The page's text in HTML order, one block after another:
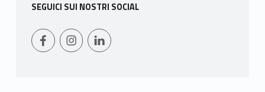
SEGUICI SUI NOSTRI SOCIAL
WebMan on FacebookInstagramLinkedIn